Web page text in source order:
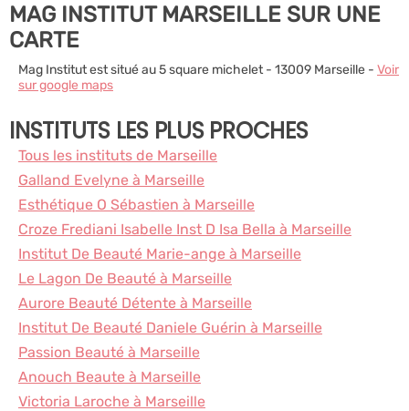
MAG INSTITUT MARSEILLE SUR UNE
CARTE
Mag Institut est situé au 5 square michelet - 13009 Marseille - Voir
sur google maps
INSTITUTS LES PLUS PROCHES
Tous les instituts de Marseille
Galland Evelyne à Marseille
Esthétique O Sébastien à Marseille
Croze Frediani Isabelle Inst D Isa Bella à Marseille
Institut De Beauté Marie-ange à Marseille
Le Lagon De Beauté à Marseille
Aurore Beauté Détente à Marseille
Institut De Beauté Daniele Guérin à Marseille
Passion Beauté à Marseille
Anouch Beaute à Marseille
Victoria Laroche à Marseille